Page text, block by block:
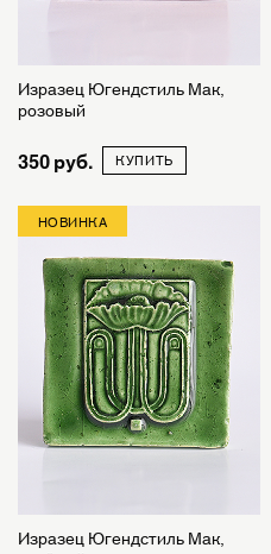
Изразец Югендстиль Мак,
розовый
350 КУПИТЬ
НОВИНКА
Изразец Югендстиль Мак,